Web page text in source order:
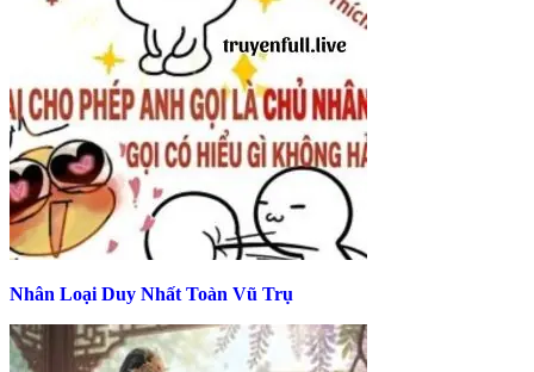
Nhân Loại Duy Nhất Toàn Vũ Trụ